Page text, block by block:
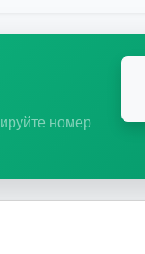
номер